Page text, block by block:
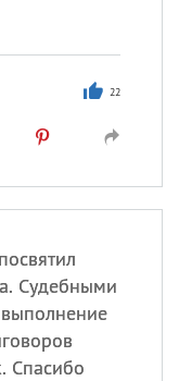
22
Судебными
Спасибо